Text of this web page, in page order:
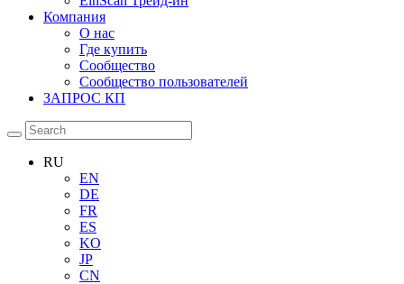
Компания
О нас
Где купить
Сообщество
Сообщество пользователей
ЗАПРОС КП
RU
EN
DE
FR
ES
KO
JP
CN